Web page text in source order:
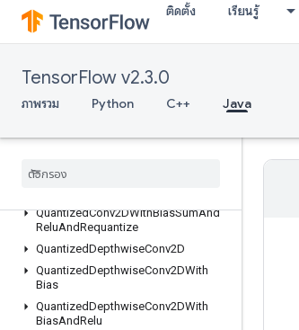
ติดตั้ง เรียนรู้
TensorFlow v2.3.0
ภาพรวม Python C++ Java
QuantizedConv2DAndRequantize
QuantizedConv2DPerChannel
QuantizedConv2DWithBiasAndRelu
QuantizedConv2DWithBiasAndReluAndRequantize
QuantizedConv2DWithBiasSigned
Quantized
QuantizedConv2DWithBiasSumAnd
ReluAndRequantize
QuantizedDepthwiseConv2D
QuantizedDepthwiseConv2DWith
Bias
QuantizedDepthwiseConv2DWith
BiasAndRelu